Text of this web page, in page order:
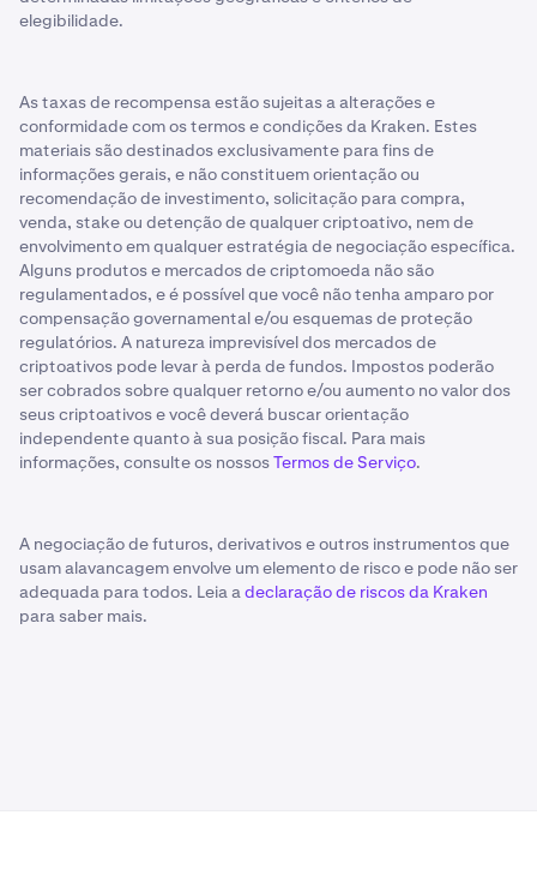
elegibilidade.
As taxas de recompensa estão sujeitas a alterações e
conformidade com os termos e condições da Kraken. Estes
materiais são destinados exclusivamente para fins de
informações gerais, e não constituem orientação ou
recomendação de investimento, solicitação para compra,
venda, stake ou detenção de qualquer criptoativo, nem de
envolvimento em qualquer estratégia de negociação específica.
Alguns produtos e mercados de criptomoeda não são
regulamentados, e é possível que você não tenha amparo por
compensação governamental e/ou esquemas de proteção
regulatórios. A natureza imprevisível dos mercados de
criptoativos pode levar à perda de fundos. Impostos poderão
ser cobrados sobre qualquer retorno e/ou aumento no valor dos
seus criptoativos e você deverá buscar orientação
independente quanto à sua posição fiscal. Para mais
informações, consulte os nossosTermos de Serviço.
A negociação de futuros, derivativos e outros instrumentos que
usam alavancagem envolve um elemento de risco e pode não ser
adequada para todos. Leia adeclaração de riscos da Kraken
para saber mais.